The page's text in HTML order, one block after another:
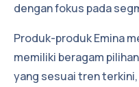
dengan fokus pada
Produk-produk Emina
memiliki beragam
yang sesuai tren